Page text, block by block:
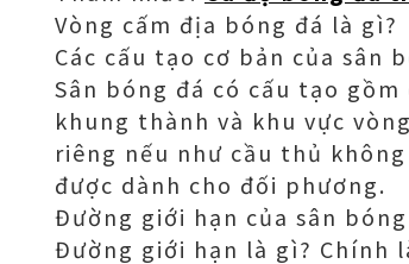
Vòng cấm địa bóng đá là gì?
Các cấu tạo cơ bản của sân
Sân bóng đá có cấu tạo
khung thành và khu vực
riêng nếu như cầu thủ
được dành cho đối phương.
Đường giới hạn của sân bóng
Đường giới hạn là gì? Chính